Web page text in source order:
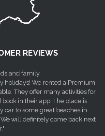
REVIEWS
and family.
holidays! We rented a Premium
They offer many activities for
in their app. The place is
car to some great beaches in
will definitely come back next